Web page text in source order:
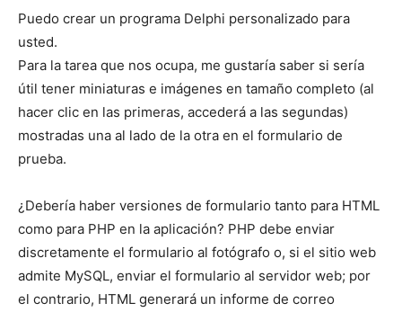
Puedo crear un programa Delphi personalizado para
usted.
Para la tarea que nos ocupa, me gustaría saber si sería
útil tener miniaturas e imágenes en tamaño completo (al
hacer clic en las primeras, accederá a las segundas)
mostradas una al lado de la otra en el formulario de
prueba.
¿Debería haber versiones de formulario tanto para HTML
como para PHP en la aplicación? PHP debe enviar
discretamente el formulario al fotógrafo o, si el sitio web
admite MySQL, enviar el formulario al servidor web; por
el contrario, HTML generará un informe de correo